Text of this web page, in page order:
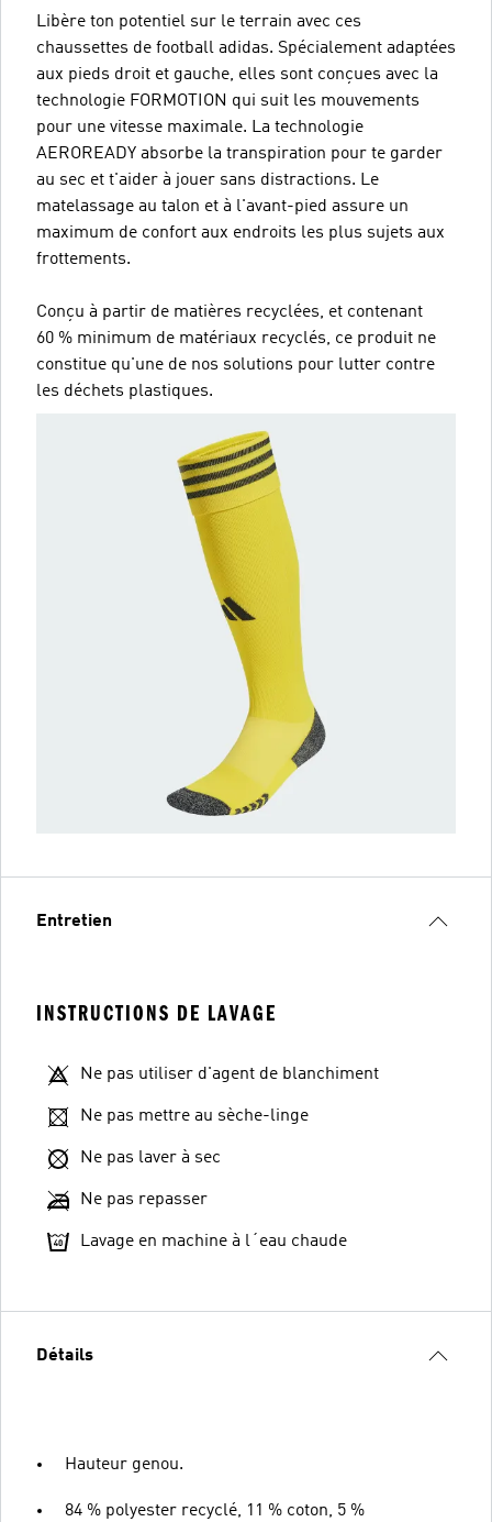
Libère ton potentiel sur le terrain avec ces
chaussettes de football adidas. Spécialement adaptées
aux pieds droit et gauche, elles sont conçues avec la
technologie FORMOTION qui suit les mouvements
pour une vitesse maximale. La technologie
AEROREADY absorbe la transpiration pour te garder
au sec et t'aider à jouer sans distractions. Le
matelassage au talon et à l'avant-pied assure un
maximum de confort aux endroits les plus sujets aux
frottements.
Conçu à partir de matières recyclées, et contenant
60 % minimum de matériaux recyclés, ce produit ne
constitue qu'une de nos solutions pour lutter contre
les déchets plastiques.
Entretien
INSTRUCTIONS DE LAVAGE
Ne pas utiliser d'agent de blanchiment
Ne pas mettre au sèche-linge
Ne pas laver à sec
Ne pas repasser
Lavage en machine à l´eau chaude
Détails
Hauteur genou.
84 % polyester recyclé, 11 % coton, 5 %